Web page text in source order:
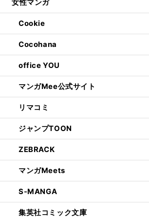
女性マンガ
Cookie
Cocohana
office YOU
マンガMee公式サイト
リマコミ
ジャンプTOON
ZEBRACK
マンガMeets
S-MANGA
集英社コミック文庫